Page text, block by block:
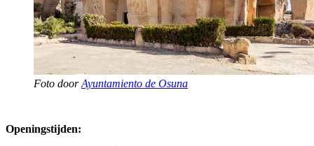
Foto doorAyuntamiento de Osuna
Openingstijden: